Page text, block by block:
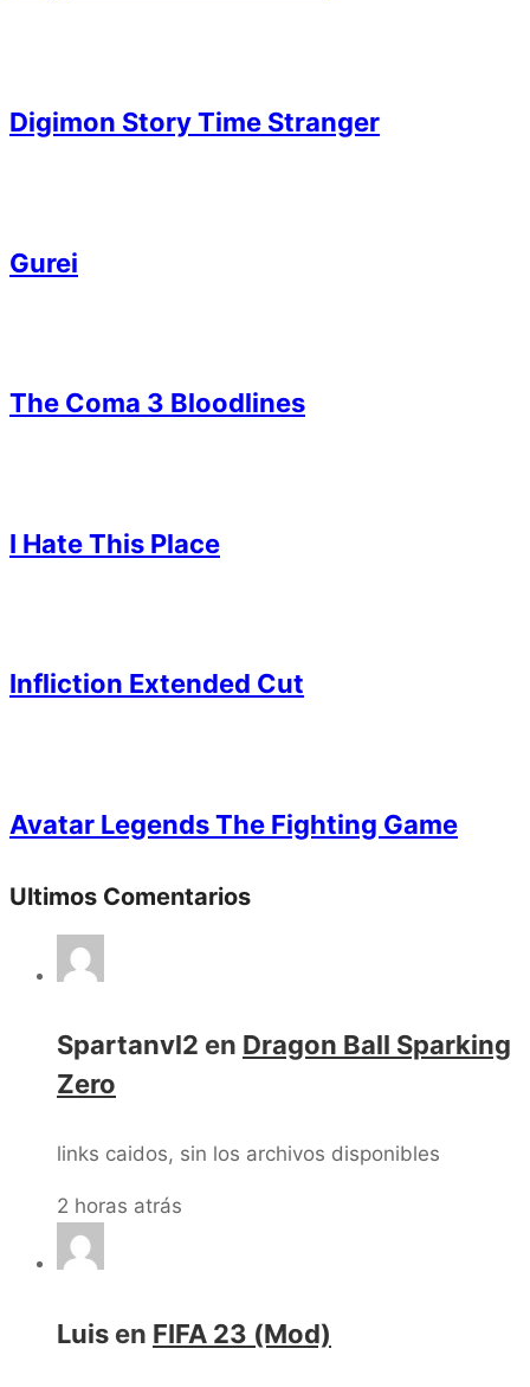
Digimon Story Time Stranger
Gurei
The Coma 3 Bloodlines
I Hate This Place
Infliction Extended Cut
Avatar Legends The Fighting Game
Ultimos Comentarios
Spartanvl2 en Dragon Ball Sparking
Zero
links caidos, sin los archivos disponibles
2 horas atrás
Luis en FIFA 23 (Mod)